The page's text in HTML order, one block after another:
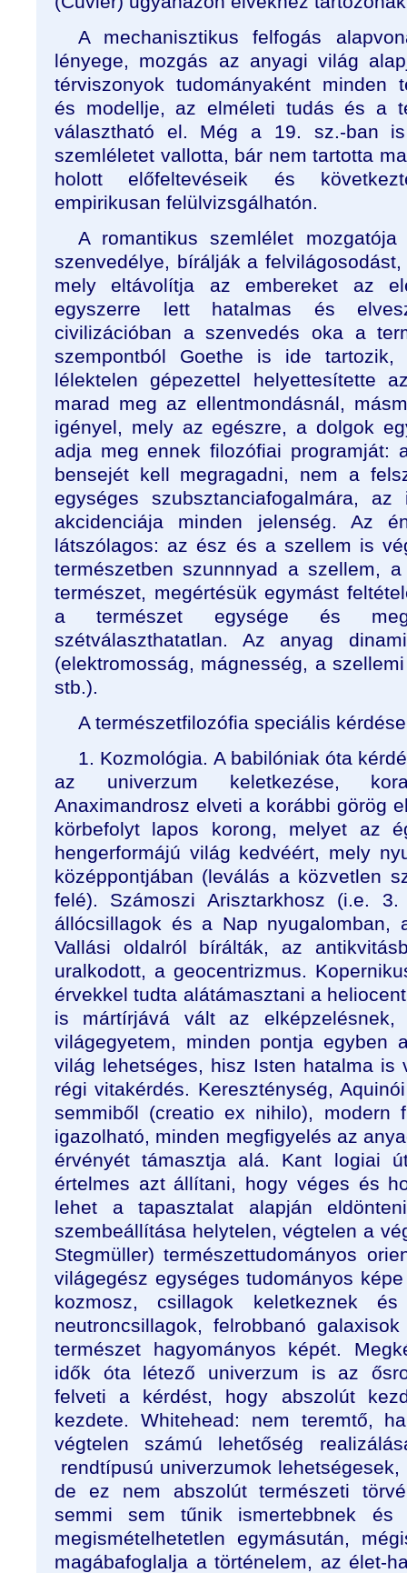
A mechanisztikus felfogás
lényege, mozgás az anyagi világ
térviszonyok tudományaként minden
és modellje, az elméleti tudás és a
választható el. Még a 19. sz.-ban
szemléletet vallotta, bár nem tartotta
holott előfeltevéseik és
empirikusan felülvizsgálhatón.
A romantikus szemlélet
szenvedélye, bírálják a
mely eltávolítja az embereket az
egyszerre lett hatalmas és
civilizációban a szenvedés oka a
szempontból Goethe is ide
lélektelen gépezettel helyettesítette
marad meg az ellentmondásnál,
igényel, mely az egészre, a dolgok
adja meg ennek filozófiai programját:
bensejét kell megragadni, nem a
egységes szubsztanciafogalmára,
akcidenciája minden jelenség. Az
látszólagos: az ész és a szellem is
természetben szunnnyad a szellem,
természet, megértésük egymást
a természet egysége és
szétválaszthatatlan. Az anyag
(elektromosság, mágnesség, a
stb.).
A természetfilozófia speciális
1. Kozmológia. A babilóniak óta
az univerzum keletkezése,
Anaximandrosz elveti a korábbi görög
körbefolyt lapos korong, melyet az
hengerformájú világ kedvéért, mely
középpontjában (leválás a közvetlen
felé). Számoszi Arisztarkhosz (i.e.
állócsillagok és a Nap
Vallási oldalról bírálták, az
uralkodott, a geocentrizmus.
érvekkel tudta alátámasztani a
is mártírjává vált az
világegyetem, minden pontja egyben
világ lehetséges, hisz Isten hatalma is
régi vitakérdés. Kereszténység,
semmiből (creatio ex nihilo), modern
igazolható, minden megfigyelés az
érvényét támasztja alá. Kant logiai
értelmes azt állítani, hogy véges és
lehet a tapasztalat alapján
szembeállítása helytelen, végtelen a
Stegmüller) természettudományos
világegész egységes tudományos
kozmosz, csillagok keletkeznek
neutroncsillagok, felrobbanó
természet hagyományos képét.
idők óta létező univerzum is az
felveti a kérdést, hogy abszolút
kezdete. Whitehead: nem teremtő,
végtelen számú lehetőség
rendtípusú univerzumok
de ez nem abszolút természeti
semmi sem tűnik ismertebbnek és
megismételhetetlen egymásután,
magábafoglalja a történelem, az élet-